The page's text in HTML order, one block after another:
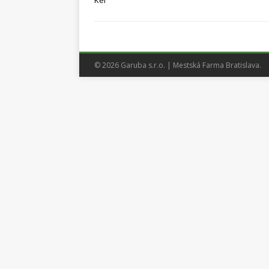
© 2026 Garuba s.r.o. | Mestská Farma Bratislava.